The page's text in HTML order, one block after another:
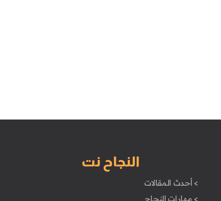
النجاح نت
> أحدث المقالات
> مهارات النجاح